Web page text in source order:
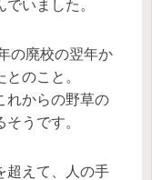
いました。
の廃校の翌年か
のこと。
れからの野草の
うです。
超えて、人の手